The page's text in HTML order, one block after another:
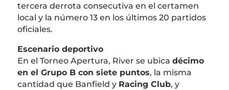
tercera derrota consecutiva en el certamen
local y la número 13 en los últimos 20 partidos
oficiales.
Escenario deportivo
En el Torneo Apertura, River se ubica décimo
en el Grupo B con siete puntos, la misma
cantidad que Banfield y Racing Club, y